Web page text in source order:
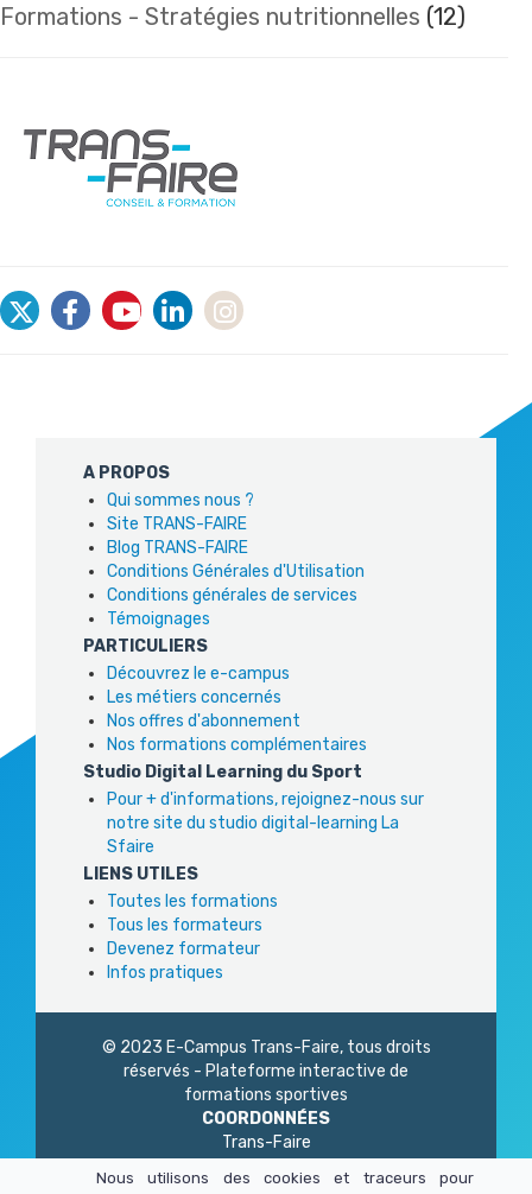
Formations - Stratégies nutritionnelles (12)
A PROPOS
Qui sommes nous ?
Site TRANS-FAIRE
Blog TRANS-FAIRE
Conditions Générales d'Utilisation
Conditions générales de services
Témoignages
PARTICULIERS
Découvrez le e-campus
Les métiers concernés
Nos offres d'abonnement
Nos formations complémentaires
Studio Digital Learning du Sport
Pour + d'informations, rejoignez-nous sur
notre site du studio digital-learning La
Sfaire
LIENS UTILES
Toutes les formations
Tous les formateurs
Devenez formateur
Infos pratiques
© 2023 E-Campus Trans-Faire, tous droits
réservés - Plateforme interactive de
formations sportives
COORDONNÉES
Trans-Faire
75 020 Paris
Nous utilisons des cookies et traceurs pour